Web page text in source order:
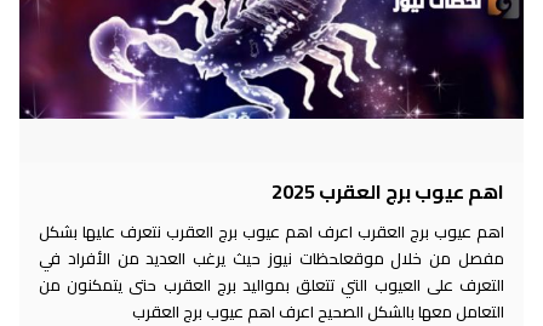
اهم عيوب برج العقرب 2025
اهم عيوب برج العقرب اعرف اهم عيوب برج العقرب نتعرف عليها بشكل
مفصل من خلال موقعلحظات نيوز حيث يرغب العديد من الأفراد في
التعرف على العيوب التي تتعلق بمواليد برج العقرب حتى يتمكنون من
التعامل معها بالشكل الصحيح اعرف اهم عيوب برج العقرب